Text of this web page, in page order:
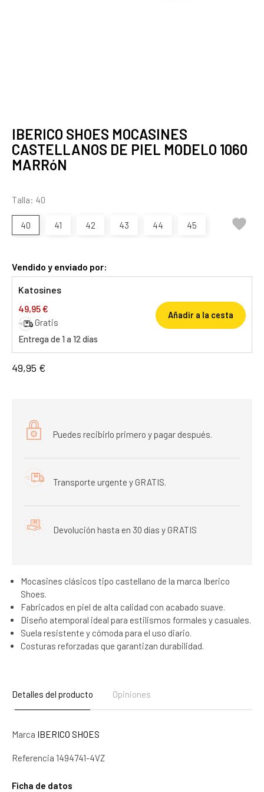
IBERICO SHOES MOCASINES
CASTELLANOS DE PIEL MODELO 1060
MARRóN
Talla: 40
40 41 42 43 44 45 
Vendido y enviado por:
Katosines
49,95 €
Gratis
Entrega de 1 a 12 días
Añadir a la cesta
49,95 €
Puedes recibirlo primero y pagar después.
Transporte urgente y GRATIS.
Devolución hasta en 30 días y GRATIS
Mocasines clásicos tipo castellano de la marca Iberico
Shoes.
Fabricados en piel de alta calidad con acabado suave.
Diseño atemporal ideal para estilismos formales y casuales.
Suela resistente y cómoda para el uso diario.
Costuras reforzadas que garantizan durabilidad.
Detalles del producto Opiniones
Marca IBERICO SHOES
Referencia 1494741-4VZ
Ficha de datos